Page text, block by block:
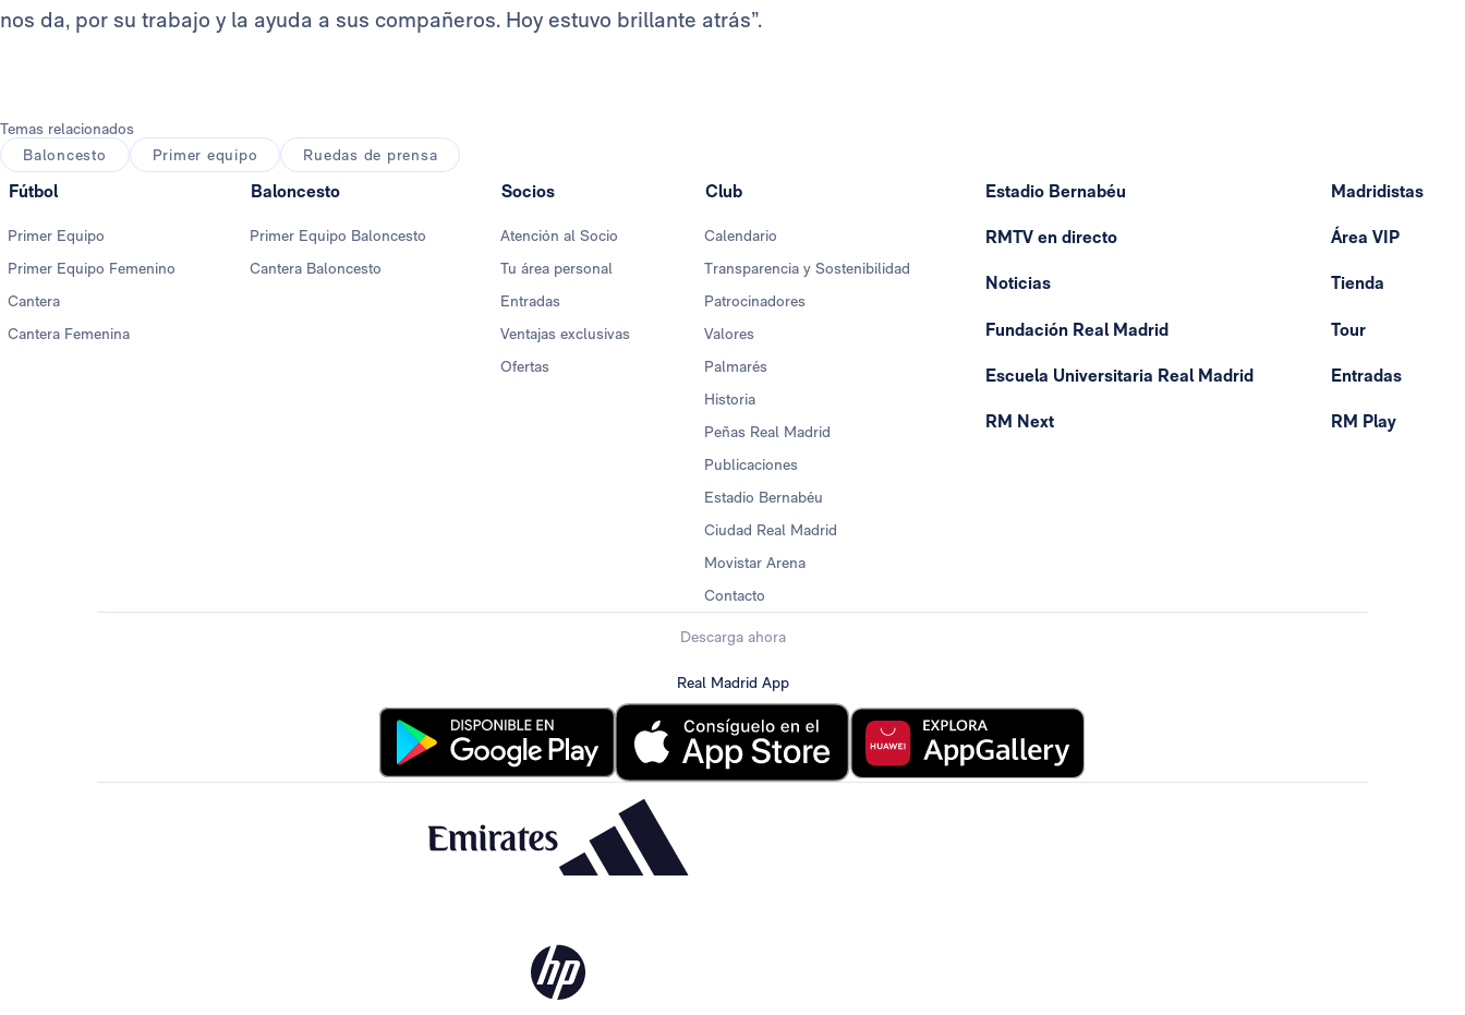
nos da, por su trabajo y la ayuda a sus compañeros. Hoy estuvo brillante atrás”.
Temas relacionados
Baloncesto
Primer equipo Ruedas de prensa
Fútbol
Primer Equipo
Primer Equipo Femenino
Cantera
Cantera Femenina
Baloncesto
Primer Equipo Baloncesto
Cantera Baloncesto
Socios
Atención al Socio
Tu área personal
Entradas
Ventajas exclusivas
Ofertas
Club
Calendario
Transparencia y Sostenibilidad
Patrocinadores
Valores
Palmarés
Historia
Peñas Real Madrid
Publicaciones
Estadio Bernabéu
Ciudad Real Madrid
Movistar Arena
Contacto
Estadio Bernabéu
RMTV en directo
Noticias
Fundación Real Madrid
Escuela Universitaria Real Madrid
RM Next
Madridistas
Área VIP
Tienda
Tour
Entradas
RM Play
Descarga ahora
Real Madrid App